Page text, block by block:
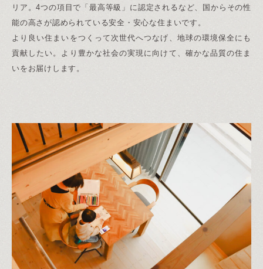
リア。4つの項目で「最高等級」に認定されるなど、国からその性
能の高さが認められている安全・安心な住まいです。
より良い住まいをつくって次世代へつなげ、地球の環境保全にも
貢献したい。より豊かな社会の実現に向けて、確かな品質の住ま
いをお届けします。